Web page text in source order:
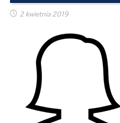
2 kwietnia 2019